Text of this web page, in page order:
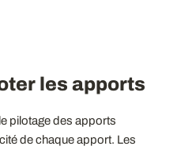
les apports
pilotage des apports
de chaque apport. Les